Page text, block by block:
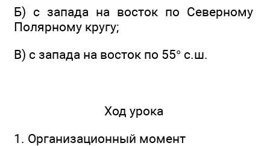
Б) с запада на восток по Северному
Полярному кругу;
В) с запада на восток по 55° с.ш.
Ход урока
1. Организационный момент